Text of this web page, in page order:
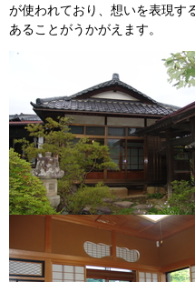
が使われており、想いを表現す
あることがうかがえます。